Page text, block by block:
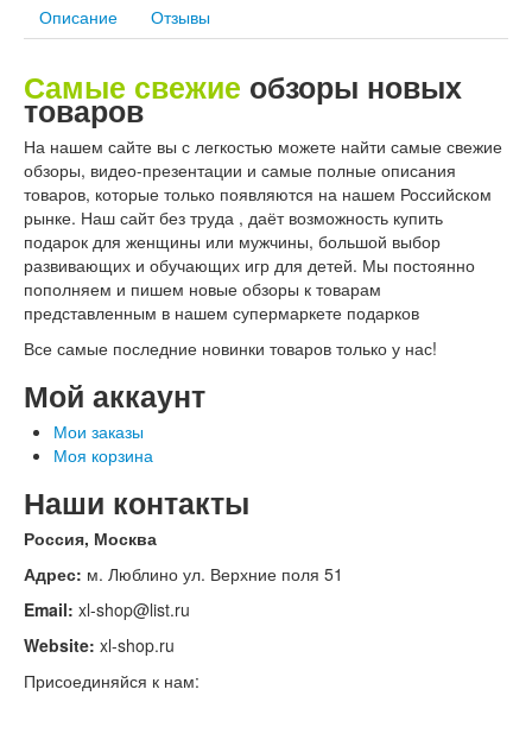
Описание Отзывы
Самые свежие обзоры новых
товаров
На нашем сайте вы с легкостью можете найти самые свежие
обзоры, видео-презентации и самые полные описания
товаров, которые только появляются на нашем Российском
рынке. Наш сайт без труда , даёт возможность купить
подарок для женщины или мужчины, большой выбор
развивающих и обучающих игр для детей. Мы постоянно
пополняем и пишем новые обзоры к товарам
представленным в нашем супермаркете подарков
Все самые последние новинки товаров только у нас!
Мой аккаунт
Мои заказы
Моя корзина
Наши контакты
Россия, Москва
Адрес: м. Люблино ул. Верхние поля 51
Email: xl-shop@list.ru
Website: xl-shop.ru
Присоединяйся к нам: